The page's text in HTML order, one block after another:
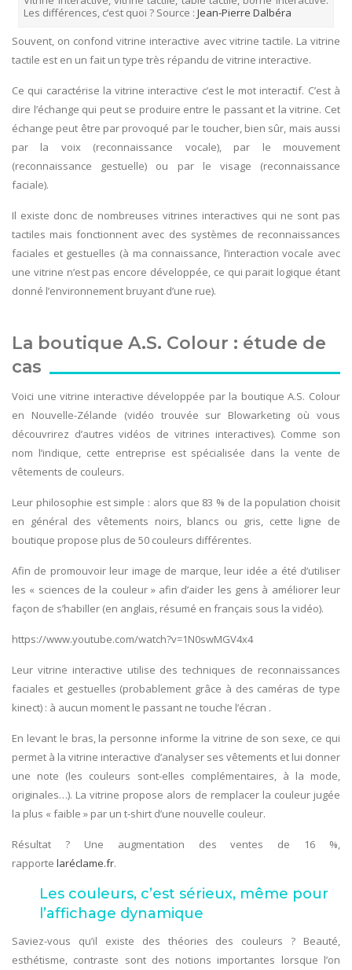
Les différences, c’est quoi ? Source :Jean-Pierre Dalbéra
Souvent, on confond vitrine interactive avec vitrine tactile. La vitrine
tactile est en un fait un type très répandu de vitrine interactive.
Ce qui caractérise la vitrine interactive c’est le mot interactif. C’est à
dire l’échange qui peut se produire entre le passant et la vitrine. Cet
échange peut être par provoqué par le toucher, bien sûr, mais aussi
par la voix (reconnaissance vocale), par le mouvement
(reconnaissance gestuelle) ou par le visage (reconnaissance
faciale).
Il existe donc de nombreuses vitrines interactives qui ne sont pas
tactiles mais fonctionnent avec des systèmes de reconnaissances
faciales et gestuelles (à ma connaissance, l’interaction vocale avec
une vitrine n’est pas encore développée, ce qui parait logique étant
donné l’environnement bruyant d’une rue).
La boutique A.S. Colour : étude de
cas
Voici une vitrine interactive développée par la boutique A.S. Colour
en Nouvelle-Zélande (vidéo trouvée sur Blowarketing où vous
découvrirez d’autres vidéos de vitrines interactives). Comme son
nom l’indique, cette entreprise est spécialisée dans la vente de
vêtements de couleurs.
Leur philosophie est simple : alors que 83 % de la population choisit
en général des vêtements noirs, blancs ou gris, cette ligne de
boutique propose plus de 50 couleurs différentes.
Afin de promouvoir leur image de marque, leur idée a été d’utiliser
les « sciences de la couleur » afin d’aider les gens à améliorer leur
façon de s’habiller (en anglais, résumé en français sous la vidéo).
https://www.youtube.com/watch?v=1N0swMGV4x4
Leur vitrine interactive utilise des techniques de reconnaissances
faciales et gestuelles (probablement grâce à des caméras de type
kinect) : à aucun moment le passant ne touche l’écran .
En levant le bras, la personne informe la vitrine de son sexe, ce qui
permet à la vitrine interactive d’analyser ses vêtements et lui donner
une note (les couleurs sont-elles complémentaires, à la mode,
originales…). La vitrine propose alors de remplacer la couleur jugée
la plus « faible » par un t-shirt d’une nouvelle couleur.
Résultat ? Une augmentation des ventes de 16 %,
rapporte laréclame.fr.
Les couleurs, c’est sérieux, même pour
l’affichage dynamique
Saviez-vous qu’il existe des théories des couleurs ? Beauté,
esthétisme, contraste sont des notions importantes lorsque l’on